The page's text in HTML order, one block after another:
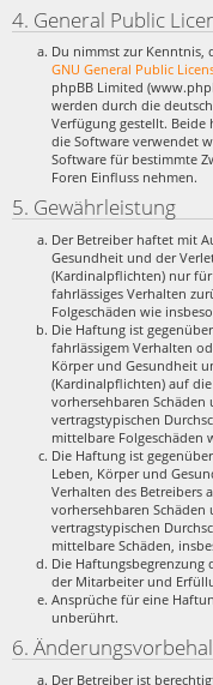
4. General Public
Du nimmst zur Kenntnis,
GNU General Public
phpBB Limited
werden durch die
Verfügung gestellt. Beide
die Software verwendet
Software für bestimmte
Foren Einfluss nehmen.
5. Gewährleistung
Der Betreiber haftet mit
Gesundheit und der
(Kardinalpflichten) nur
fahrlässiges Verhalten
Folgeschäden wie
Die Haftung ist
fahrlässigem Verhalten
Körper und Gesundheit
(Kardinalpflichten) auf
vorhersehbaren
vertragstypischen
mittelbare Folgeschäden
Die Haftung ist
Leben, Körper und
Verhalten des Betreibers
vorhersehbaren
vertragstypischen
mittelbare Schäden,
Die Haftungsbegrenzung
der Mitarbeiter und
Ansprüche für eine
unberührt.
6.
Der Betreiber ist